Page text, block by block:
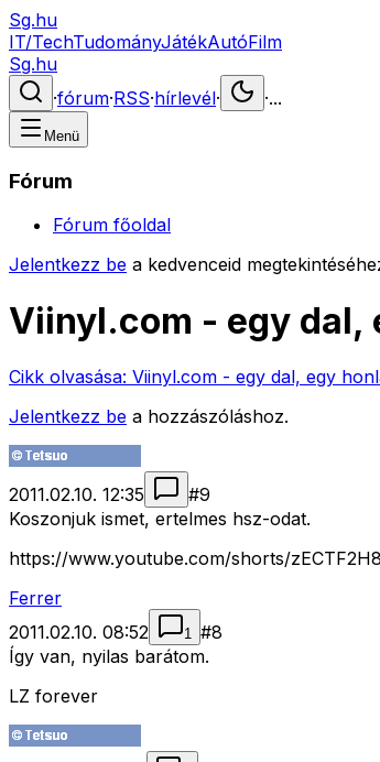
Sg.hu
IT/TechTudományJátékAutóFilm
Sg.hu
·fórum·RSS·hírlevél· ·...
Menü
Fórum
Fórum főoldal
Jelentkezz be a kedvenceid
Viinyl.com - egy dal,
Cikk olvasása: Viinyl.com - egy dal, egy
Jelentkezz be a hozzászóláshoz.
2011.02.10. 12:35 #9
Koszonjuk ismet, ertelmes hsz-odat.
https://www.youtube.com/shorts/
Ferrer
2011.02.10. 08:52
1 #8
Így van, nyilas barátom.
LZ forever